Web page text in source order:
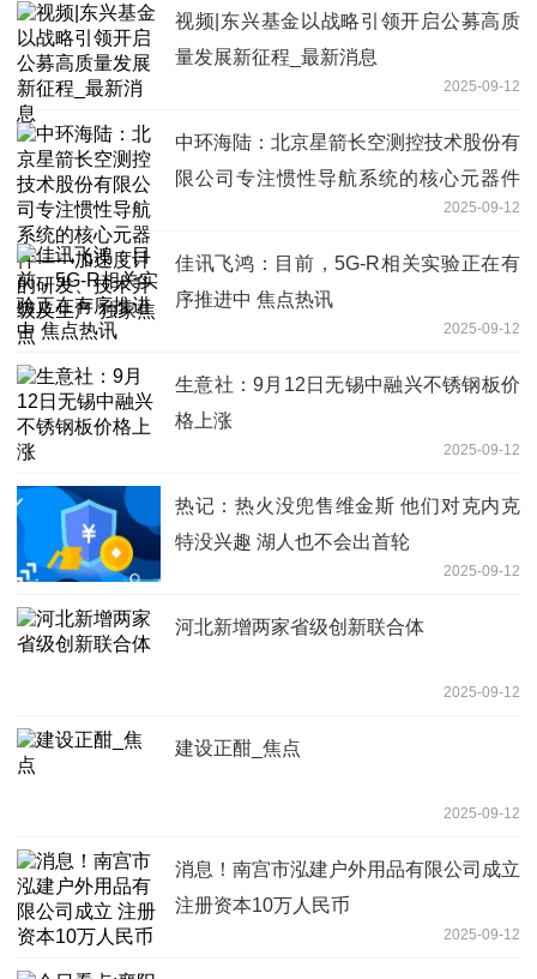
视频|东兴基金以战略引领开启公募高质
量发展新征程_最新消息
2025-09-12
中环海陆：北京星箭长空测控技术股份有
限公司专注惯性导航系统的核心元器件
——加速度计的研发、技术升级及生产
独家焦点
2025-09-12
佳讯飞鸿：目前，5G-R相关实验正在有
序推进中 焦点热讯
2025-09-12
生意社：9月12日无锡中融兴不锈钢板价
格上涨
2025-09-12
热记：热火没兜售维金斯 他们对克内克
特没兴趣 湖人也不会出首轮
2025-09-12
河北新增两家省级创新联合体
2025-09-12
建设正酣_焦点
2025-09-12
消息！南宫市泓建户外用品有限公司成立
注册资本10万人民币
2025-09-12